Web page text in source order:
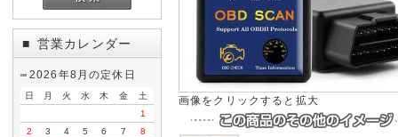
■ 営業カレンダー
2026年8月の定休日
日 月 火 水 木 金
土
1
2
3 4 5 6 7
8
画像をクリックすると拡大